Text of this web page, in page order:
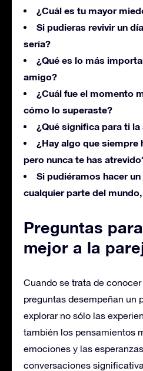
¿Cuál es tu mayor
Si pudieras revivir un
sería?
¿Qué es lo más
amigo?
¿Cuál fue el momento
cómo lo superaste?
¿Qué significa para ti
¿Hay algo que siempre
pero nunca te has
Si pudiéramos hacer
cualquier parte del
Preguntas
mejor a la
Cuando se trata de
preguntas desempeñan un
explorar no sólo las
también los pensamientos
emociones y las
conversaciones